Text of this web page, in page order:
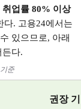
취업률 80% 이상
다. 고용24에서는
있으므로, 아래
든다.
기준
권장